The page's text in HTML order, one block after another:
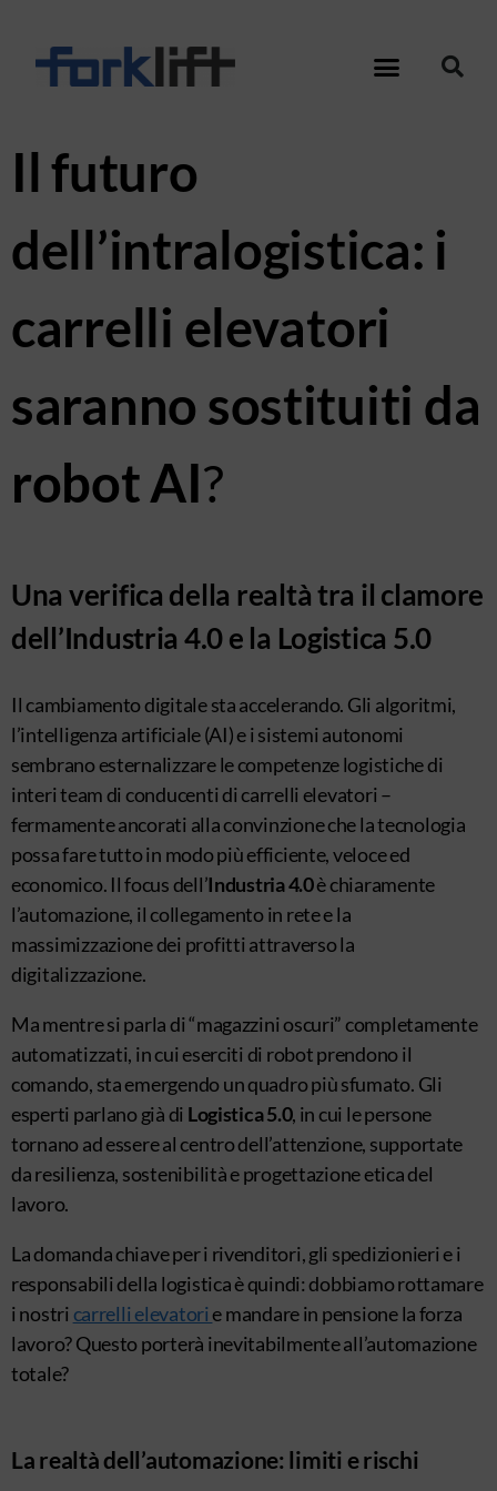
Il futuro
dell’intralogistica: i
carrelli elevatori
saranno sostituiti da
robot AI?
Una verifica della realtà tra il clamore
dell’Industria 4.0 e la Logistica 5.0
Il cambiamento digitale sta accelerando. Gli algoritmi,
l’intelligenza artificiale (AI) e i sistemi autonomi
sembrano esternalizzare le competenze logistiche di
interi team di conducenti di carrelli elevatori –
fermamente ancorati alla convinzione che la tecnologia
possa fare tutto in modo più efficiente, veloce ed
economico. Il focus dell’Industria 4.0è chiaramente
l’automazione, il collegamento in rete e la
massimizzazione dei profitti attraverso la
digitalizzazione.
Ma mentre si parla di “magazzini oscuri” completamente
automatizzati, in cui eserciti di robot prendono il
comando, sta emergendo un quadro più sfumato. Gli
esperti parlano già di Logistica 5.0, in cui le persone
tornano ad essere al centro dell’attenzione, supportate
da resilienza, sostenibilità e progettazione etica del
lavoro.
La domanda chiave per i rivenditori, gli spedizionieri e i
responsabili della logistica è quindi: dobbiamo rottamare
i nostri carrelli elevatori e mandare in pensione la forza
lavoro? Questo porterà inevitabilmente all’automazione
totale?
La realtà dell’automazione: limiti e rischi